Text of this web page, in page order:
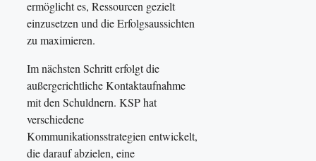
ermöglicht es, Ressourcen gezielt
einzusetzen und die Erfolgsaussichten
zu maximieren.
Im nächsten Schritt erfolgt die
außergerichtliche Kontaktaufnahme
mit den Schuldnern. KSP hat
verschiedene
Kommunikationsstrategien entwickelt,
die darauf abzielen, eine